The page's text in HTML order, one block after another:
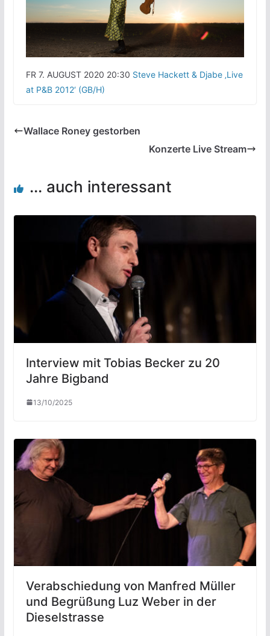
FR 7. AUGUST 2020 20:30 Steve Hackett & Djabe ‚Live
at P&B 2012‘ (GB/H)
Wallace Roney gestorben
Konzerte Live Stream
... auch interessant
Interview mit Tobias Becker zu 20
Jahre Bigband
13/10/2025
Verabschiedung von Manfred Müller
und Begrüßung Luz Weber in der
Dieselstrasse